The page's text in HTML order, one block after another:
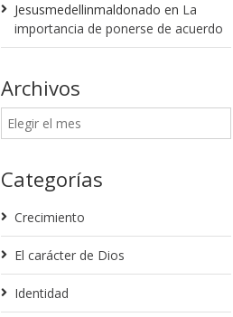
Jesusmedellinmaldonado en La
importancia de ponerse de acuerdo
Archivos
Categorías
Crecimiento
El carácter de Dios
Identidad